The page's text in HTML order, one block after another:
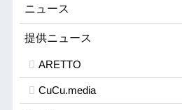
ニュース
提供ニュース
ARETTO
CuCu.media